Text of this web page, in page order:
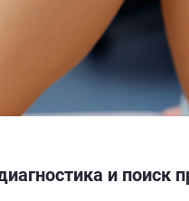
и поиск